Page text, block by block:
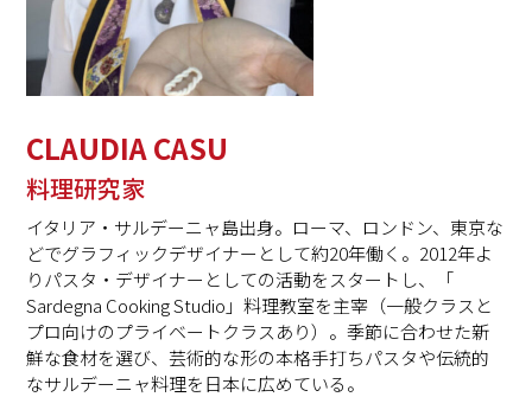
CLAUDIA CASU
料理研究家
イタリア・サルデーニャ島出身。ローマ、ロンドン、 東京な
どでグラフィックデザイナーとして約20年働く。 2012年よ
りパスタ・デザイナーとしての活動をスタートし、「
Sardegna Cooking Studio」料理教室を主宰（一般クラスと
プロ向けのプライベートクラスあり）。季節に合わせた新
鮮な食材を選び、芸術的な形の本格手打ちパスタや伝統的
なサルデーニャ料理を日本に広めている。